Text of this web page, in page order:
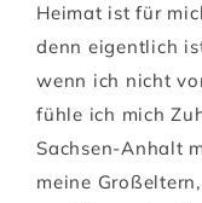
Heimat ist für
denn eigentlich
wenn ich nicht
fühle ich mich
Sachsen-Anhalt
meine